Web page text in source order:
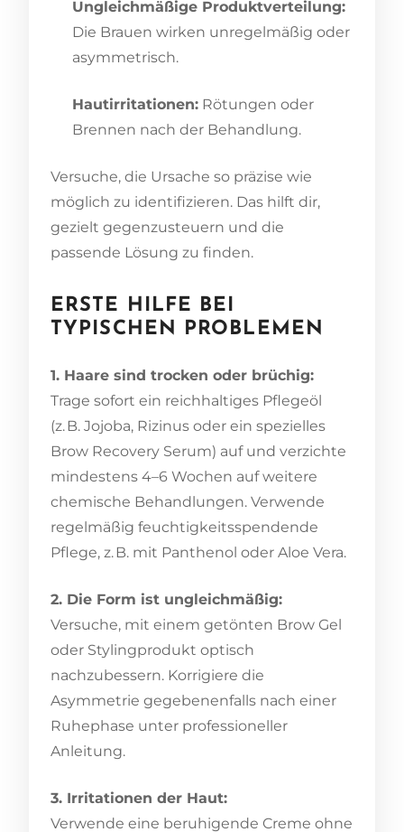
Ungleichmäßige Produktverteilung:
Die Brauen wirken unregelmäßig oder
asymmetrisch.
Hautirritationen: Rötungen oder
Brennen nach der Behandlung.
Versuche, die Ursache so präzise wie
möglich zu identifizieren. Das hilft dir,
gezielt gegenzusteuern und die
passende Lösung zu finden.
ERSTE HILFE BEI
TYPISCHEN PROBLEMEN
1. Haare sind trocken oder brüchig:
Trage sofort ein reichhaltiges Pflegeöl
(z. B. Jojoba, Rizinus oder ein spezielles
Brow Recovery Serum) auf und verzichte
mindestens 4–6 Wochen auf weitere
chemische Behandlungen. Verwende
regelmäßig feuchtigkeitsspendende
Pflege, z. B. mit Panthenol oder Aloe Vera.
2. Die Form ist ungleichmäßig:
Versuche, mit einem getönten Brow Gel
oder Stylingprodukt optisch
nachzubessern. Korrigiere die
Asymmetrie gegebenenfalls nach einer
Ruhephase unter professioneller
Anleitung.
3. Irritationen der Haut:
Verwende eine beruhigende Creme ohne